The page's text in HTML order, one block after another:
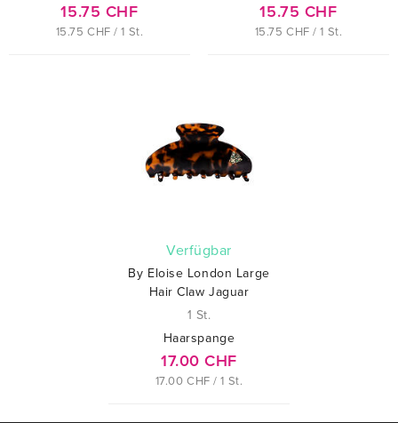
15.75 CHF
15.75 CHF / 1 St.
15.75 CHF
15.75 CHF / 1 St.
verfügbar
By Eloise London Large
Hair Claw Jaguar
1 St.
Haarspange
17.00 CHF
17.00 CHF / 1 St.